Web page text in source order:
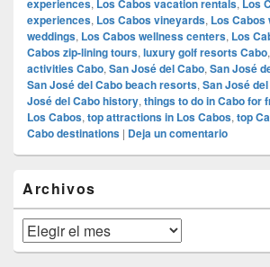
experiences, Los Cabos vacation rentals, Los
experiences, Los Cabos vineyards, Los Cabos
weddings, Los Cabos wellness centers, Los
Cabos zip-lining tours, luxury golf resorts Cabo,
activities Cabo, San José del Cabo, San José
San José del Cabo beach resorts, San José
José del Cabo history, things to do in Cabo for
Los Cabos, top attractions in Los Cabos, top
Cabo destinations | Deja un comentario
área
de
widget
barra
lateral
Archivos
Archivos